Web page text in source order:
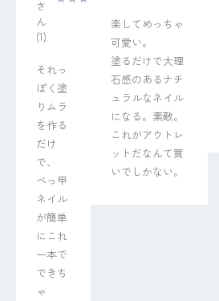
1
それっ
ぽく塗
りムラ
を作る
だけ
で、
べっ甲
ネイル
が簡単
にこれ
一本で
できち
ゃ
楽してめっちゃ
可愛い。
塗るだけで大理
石感のあるナチ
ュラルなネイル
になる。素敵。
これがアウトレ
ットだなんて買
いでしかない。